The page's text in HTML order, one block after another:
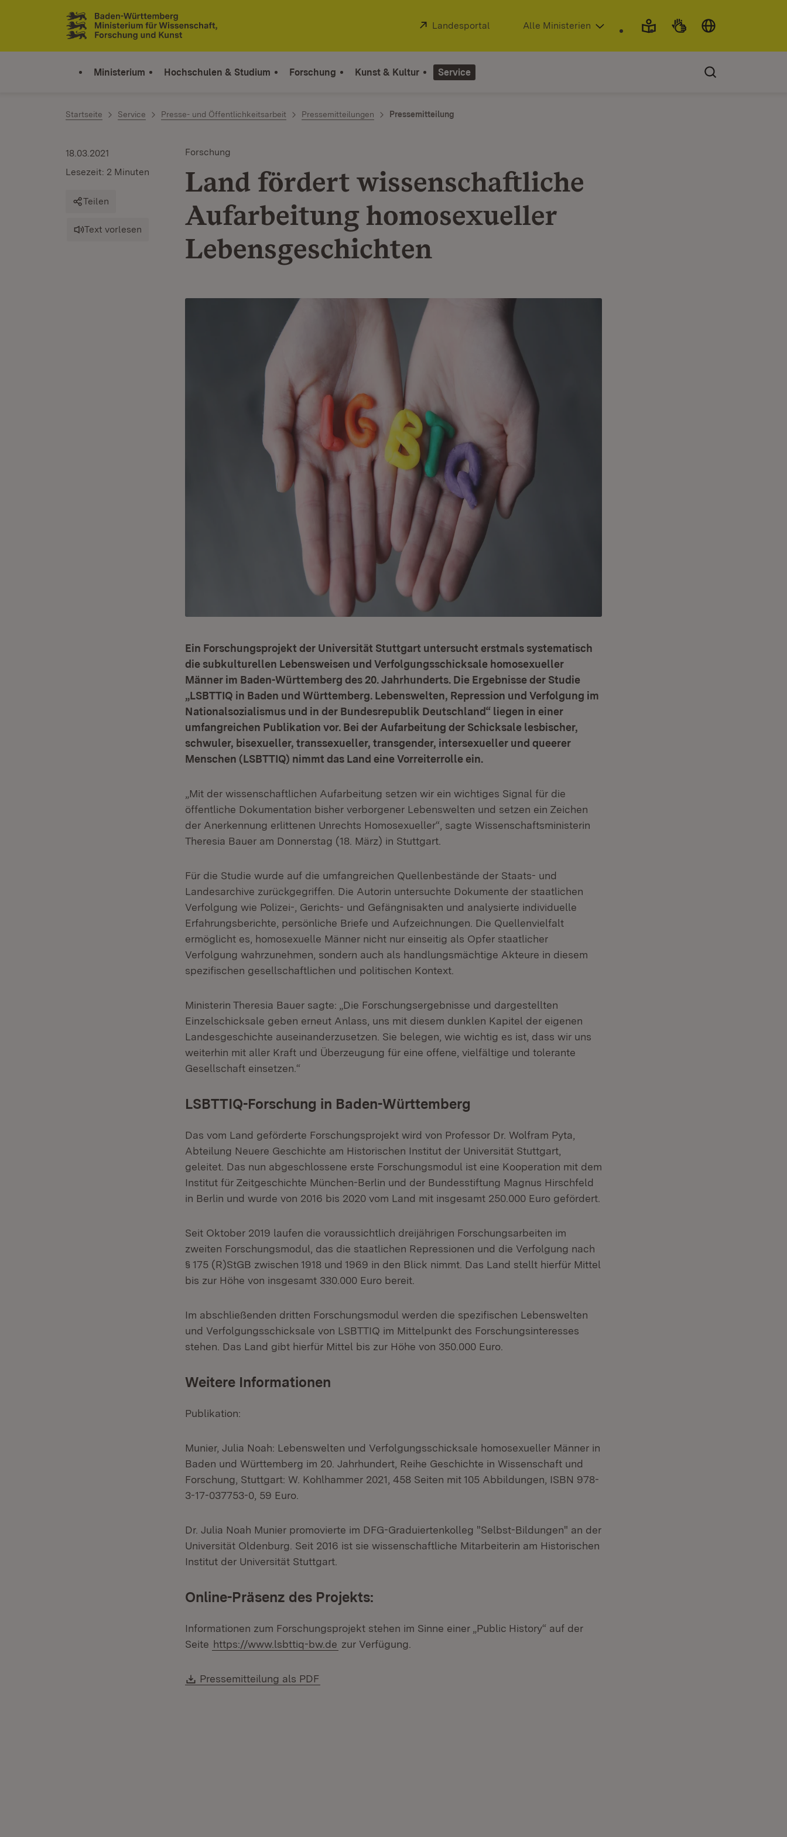
Zum Inhalt springen
Link zur Startseite
Extern:
Landesportal (Öffnet in neuem Fenster)
Alle Ministerien
Ministerium Hochschulen & Studium Forschung Kunst & Kultur Service
Startseite Service Presse- und Öffentlichkeitsarbeit Pressemitteilungen Pressemitteilung
Forschung
Land fördert wissenschaftliche
Aufarbeitung homosexueller
Lebensgeschichten
18.03.2021
Lesezeit: 2 Minuten
Teilen
Text vorlesen
Ein Forschungsprojekt der Universität Stuttgart untersucht erstmals systematisch
die subkulturellen Lebensweisen und Verfolgungsschicksale homosexueller
Männer im Baden-Württemberg des 20. Jahrhunderts. Die Ergebnisse der Studie
„LSBTTIQ in Baden und Württemberg. Lebenswelten, Repression und Verfolgung im
Nationalsozialismus und in der Bundesrepublik Deutschland“ liegen in einer
umfangreichen Publikation vor. Bei der Aufarbeitung der Schicksale lesbischer,
schwuler, bisexueller, transsexueller, transgender, intersexueller und queerer
Menschen (LSBTTIQ) nimmt das Land eine Vorreiterrolle ein.
„Mit der wissenschaftlichen Aufarbeitung setzen wir ein wichtiges Signal für die
öffentliche Dokumentation bisher verborgener Lebenswelten und setzen ein Zeichen
der Anerkennung erlittenen Unrechts Homosexueller“, sagte Wissenschaftsministerin
Theresia Bauer am Donnerstag (18. März) in Stuttgart.
Für die Studie wurde auf die umfangreichen Quellenbestände der Staats- und
Landesarchive zurückgegriffen. Die Autorin untersuchte Dokumente der staatlichen
Verfolgung wie Polizei-, Gerichts- und Gefängnisakten und analysierte individuelle
Erfahrungsberichte, persönliche Briefe und Aufzeichnungen. Die Quellenvielfalt
ermöglicht es, homosexuelle Männer nicht nur einseitig als Opfer staatlicher
Verfolgung wahrzunehmen, sondern auch als handlungsmächtige Akteure in diesem
spezifischen gesellschaftlichen und politischen Kontext.
Ministerin Theresia Bauer sagte: „Die Forschungsergebnisse und dargestellten
Einzelschicksale geben erneut Anlass, uns mit diesem dunklen Kapitel der eigenen
Landesgeschichte auseinanderzusetzen. Sie belegen, wie wichtig es ist, dass wir uns
weiterhin mit aller Kraft und Überzeugung für eine offene, vielfältige und tolerante
Gesellschaft einsetzen.“
LSBTTIQ-Forschung in Baden-Württemberg
Das vom Land geförderte Forschungsprojekt wird von Professor Dr. Wolfram Pyta,
Abteilung Neuere Geschichte am Historischen Institut der Universität Stuttgart,
geleitet. Das nun abgeschlossene erste Forschungsmodul ist eine Kooperation mit dem
Institut für Zeitgeschichte München-Berlin und der Bundesstiftung Magnus Hirschfeld
in Berlin und wurde von 2016 bis 2020 vom Land mit insgesamt 250.000 Euro gefördert.
Seit Oktober 2019 laufen die voraussichtlich dreijährigen Forschungsarbeiten im
zweiten Forschungsmodul, das die staatlichen Repressionen und die Verfolgung nach
§ 175 (R)StGB zwischen 1918 und 1969 in den Blick nimmt. Das Land stellt hierfür Mittel
bis zur Höhe von insgesamt 330.000 Euro bereit.
Im abschließenden dritten Forschungsmodul werden die spezifischen Lebenswelten
und Verfolgungsschicksale von LSBTTIQ im Mittelpunkt des Forschungsinteresses
stehen. Das Land gibt hierfür Mittel bis zur Höhe von 350.000 Euro.
Weitere Informationen
Publikation:
Munier, Julia Noah: Lebenswelten und Verfolgungsschicksale homosexueller Männer in
Baden und Württemberg im 20. Jahrhundert, Reihe Geschichte in Wissenschaft und
Forschung, Stuttgart: W. Kohlhammer 2021, 458 Seiten mit 105 Abbildungen, ISBN 978-
3-17-037753-0, 59 Euro.
Dr. Julia Noah Munier promovierte im DFG-Graduiertenkolleg "Selbst-Bildungen" an der
Universität Oldenburg. Seit 2016 ist sie wissenschaftliche Mitarbeiterin am Historischen
Institut der Universität Stuttgart.
Online-Präsenz des Projekts:
Informationen zum Forschungsprojekt stehen im Sinne einer „Public History“ auf der
Seite https://www.lsbttiq-bw.de zur Verfügung.
Download:
Pressemitteilung als PDF